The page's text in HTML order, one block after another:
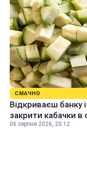
СМАЧНО
Відкриваєш банку
закрити кабачки в
06 серпня 2026, 20:12